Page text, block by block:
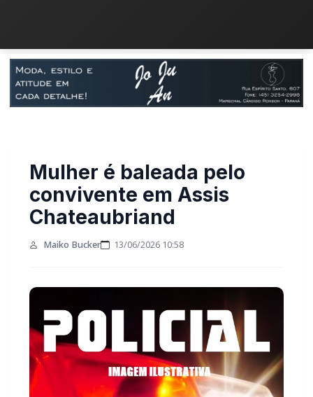
Mulher é baleada pelo
convivente em Assis
Chateaubriand
Maiko Bucker 13/06/2026 10:58